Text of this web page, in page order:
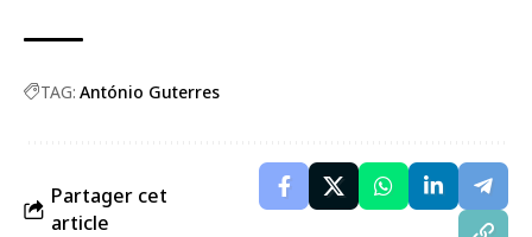
TAG: António Guterres
Partager cet
article